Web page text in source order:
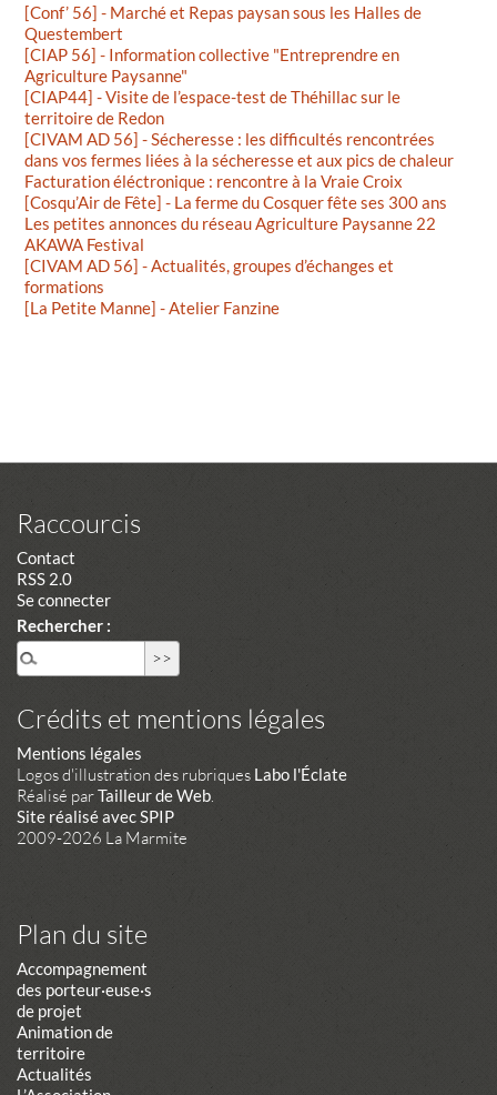
[Conf’ 56] - Marché et Repas paysan sous les Halles de
Questembert
[CIAP 56] - Information collective "Entreprendre en
Agriculture Paysanne"
[CIAP44] - Visite de l’espace-test de Théhillac sur le
territoire de Redon
[CIVAM AD 56] - Sécheresse : les difficultés rencontrées
dans vos fermes liées à la sécheresse et aux pics de chaleur
Facturation éléctronique : rencontre à la Vraie Croix
[Cosqu’Air de Fête] - La ferme du Cosquer fête ses 300 ans
Les petites annonces du réseau Agriculture Paysanne 22
AKAWA Festival
[CIVAM AD 56] - Actualités, groupes d’échanges et
formations
[La Petite Manne] - Atelier Fanzine
Raccourcis
Contact
RSS 2.0
Se connecter
Rechercher :
Crédits et mentions légales
Mentions légales
Logos d'illustration des rubriques Labo l'Éclate
Réalisé parTailleur de Web.
Site réalisé avec SPIP
2009-2026 La Marmite
Plan du site
Accompagnement
des porteur·euse·s
de projet
Animation de
territoire
Actualités